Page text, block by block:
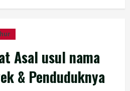
Asal usul nama
& Penduduknya